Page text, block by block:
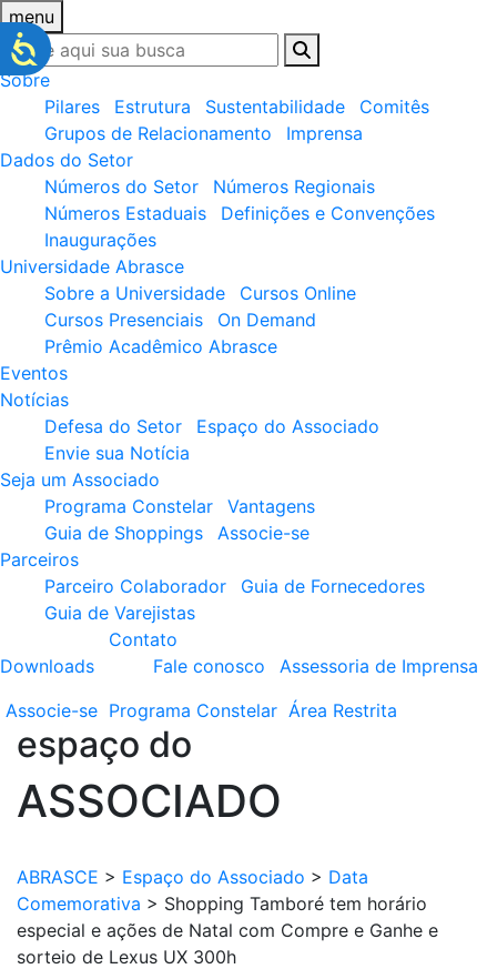
menu
Sobre
Pilares
Estrutura Sustentabilidade
Comitês
Grupos de Relacionamento
Imprensa
Dados do Setor
Números do Setor
Números Regionais
Números Estaduais
Definições e Convenções
Inaugurações
Universidade Abrasce
Sobre a Universidade
Cursos Online
Cursos Presenciais
On Demand
Prêmio Acadêmico Abrasce
Eventos
Notícias
Defesa do Setor
Espaço do Associado
Envie sua Notícia
Seja um Associado
Programa Constelar
Vantagens
Guia de Shoppings
Associe-se
Parceiros
Parceiro Colaborador
Guia de Fornecedores
Guia de Varejistas
Downloads
Contato
Fale conosco
Assessoria de Imprensa
Associe-se Programa Constelar Área Restrita
espaço do
ASSOCIADO
ABRASCE > Espaço do Associado > Data
Comemorativa > Shopping Tamboré tem horário
especial e ações de Natal com Compre e Ganhe e
sorteio de Lexus UX 300h